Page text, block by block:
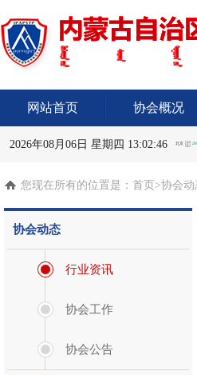
网站首页 协会概况
2026年08月06日 星期四 13:02:46
您现在所有的位置是： 首页 >协会
协会动态
行业资讯
协会工作
协会公告